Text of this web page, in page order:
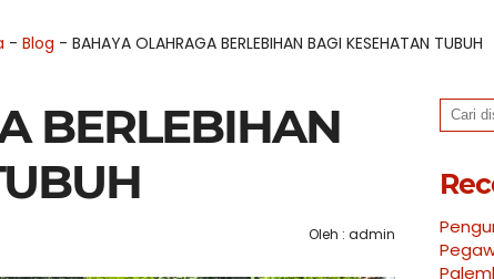
- Blog - BAHAYA OLAHRAGA BERLEBIHAN BAGI KESEHATAN TUBUH
BERLEBIHAN
Oleh : admin